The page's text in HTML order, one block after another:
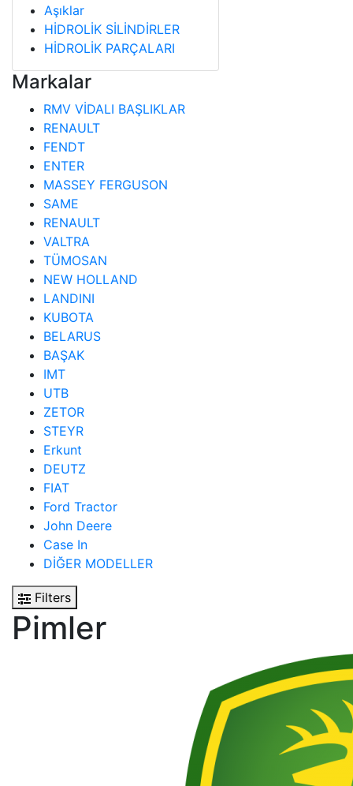
Aşıklar
HİDROLİK SİLİNDİRLER
HİDROLİK PARÇALARI
Markalar
RMV VİDALI BAŞLIKLAR
RENAULT
FENDT
ENTER
MASSEY FERGUSON
SAME
RENAULT
VALTRA
TÜMOSAN
NEW HOLLAND
LANDINI
KUBOTA
BELARUS
BAŞAK
IMT
UTB
ZETOR
STEYR
Erkunt
DEUTZ
FIAT
Ford Tractor
John Deere
Case In
DİĞER MODELLER
Filters
Pimler